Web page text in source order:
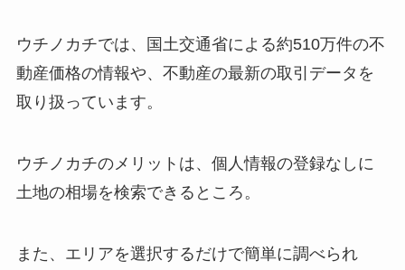
ウチノカチでは、国土交通省による約510万件の不
動産価格の情報や、不動産の最新の取引データを
取り扱っています。
ウチノカチのメリットは、個人情報の登録なしに
土地の相場を検索できるところ。
また、エリアを選択するだけで簡単に調べられ